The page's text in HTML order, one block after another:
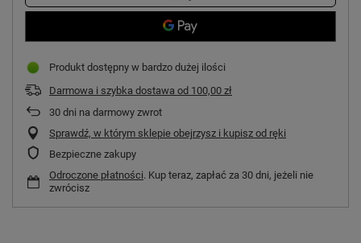
Produkt dostępny w bardzo dużej ilości
Darmowa i szybka dostawa od 100,00 zł
30 dni na darmowy zwrot
Sprawdź, w którym sklepie obejrzysz i kupisz od ręki
Bezpieczne zakupy
Odroczone płatności. Kup teraz, zapłać za 30 dni, jeżeli nie
zwrócisz